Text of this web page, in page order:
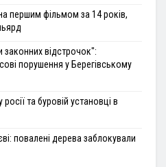
першим фільмом за 14 років,
відстрочок":
порушення у Берегівському
та буровій установці в
повалені дерева заблокували